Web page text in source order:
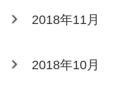
2018年11月
2018年10月